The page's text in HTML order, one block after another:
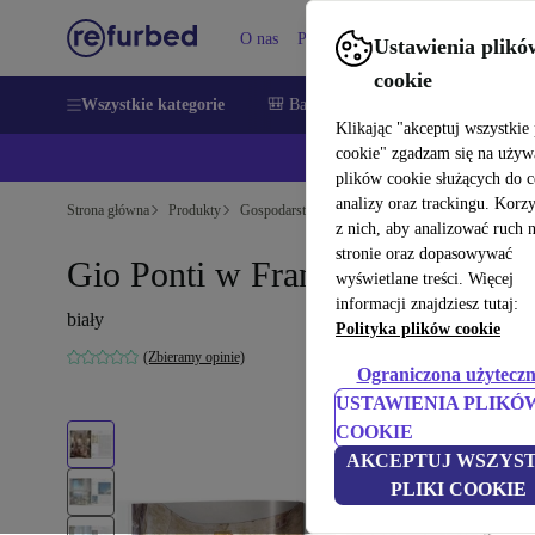
Ustawienia
cookie
Klikając "akceptuj
cookie" zgadzam się na
plików cookie służących do
analizy oraz trackingu.
z nich, aby analizować ruch
stronie oraz dopasowywać
wyświetlane treści. Więcej
informacji znajdziesz tutaj:
Polityka plików cookie
Ograniczona
USTAWIENIA
COOKIE
AKCEPTUJ
PLIKI COOKIE
O nas Pomoc
Wszystkie kategorie 🎒 Back to school
Strona główna Produkty Gospodarstwo domowe Meble
Gio Ponti w Französisch
biały
(Zbieramy opinie)